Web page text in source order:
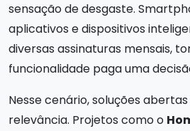
sensação de desgaste.
aplicativos e dispositivos
diversas assinaturas mensais,
funcionalidade paga uma
Nesse cenário, soluções
relevância. Projetos como o